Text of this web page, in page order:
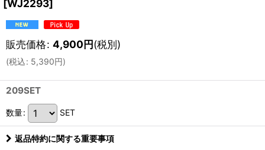
[WJ2293]
販売価格: 4,900円(税別)
(税込: 5,390円)
209SET
数量: SET
返品特約に関する重要事項